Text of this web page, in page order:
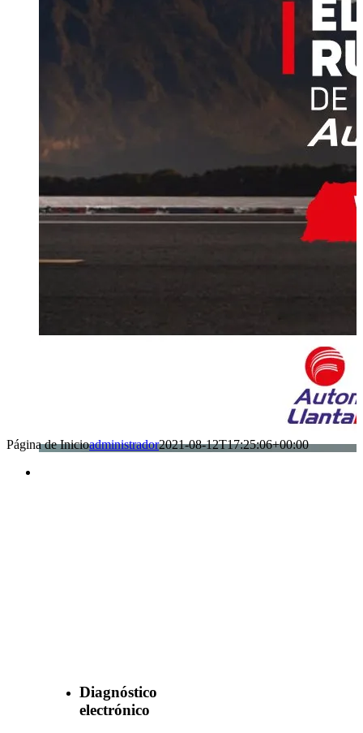
Página de Inicioadministrador2021-08-12T17:25:06+00:00
Diagnóstico
electrónico